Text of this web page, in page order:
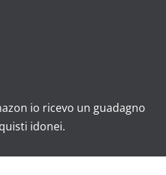
io ricevo un guadagno
idonei.